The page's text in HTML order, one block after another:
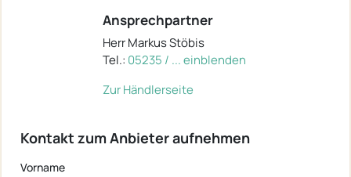
Ansprechpartner
Herr Markus Stöbis
Tel.: 05235 / ... einblenden
Zur Händlerseite
Kontakt zum Anbieter aufnehmen
Vorname